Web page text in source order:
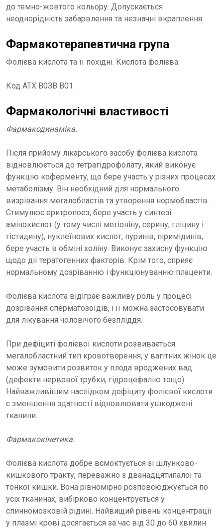
до темно-жовтого кольору. Допускається
неоднорідність забарвлення та незначні вкраплення.
Фармакотерапевтична група
Фолієва кислота та її похідні. Кислота фолієва.
Код АТХ В0ЗВ В01.
Фармакологічні властивості
Фармакодинаміка.
Після прийому лікарського засобу фолієва кислота
відновлюється до тетрагідрофолату, який виконує
функцію коферменту, що бере участь у різних процесах
метаболізму. Він необхідний для нормального
визрівання мегалобластів та утворення нормобластів.
Стимулює еритропоез, бере участь у синтезі
амінокислот (у тому числі метіоніну, серину, гліцину і
гістидину), нуклеїнових кислот, пуринів, піримідинів,
бере участь в обміні холіну. Виконує захисну функцію
щодо дії тератогенних факторів. Крім того, сприяє
нормальному дозріванню і функціонуванню плаценти.
Фолієва кислота відіграє важливу роль у процесі
дозрівання сперматозоїдів, і її можна застосовувати
для лікування чоловічого безпліддя.
При дефіциті фолієвої кислоти розвивається
мегалобластний тип кровотворення, у вагітних жінок це
може зумовити розвиток у плода вроджених вад
(дефекти нервової трубки, гідроцефалію тощо).
Найважливішим наслідком дефіциту фолієвої кислоти
є зменшення здатності відновлювати ушкоджені
тканини.
Фармакокінетика.
Фолієва кислота добре всмоктується зі шлунково-
кишкового тракту, переважно з дванадцятипалої та
тонкої кишки. Вона рівномірно розповсюджується по
усіх тканинах, вибірково концентрується у
спинномозковій рідині. Найвищий рівень концентрації
у плазмі крові досягається за час від 30 до 60 хвилин